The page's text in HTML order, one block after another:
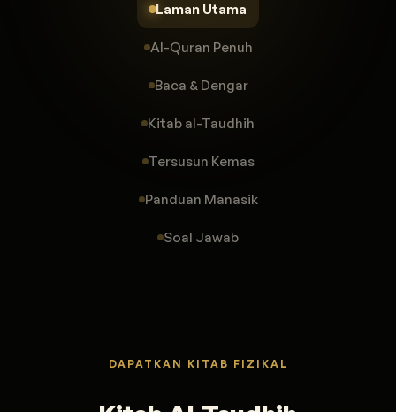
Laman Utama
Al-Quran Penuh
Baca & Dengar
Kitab al-Taudhih
Tersusun Kemas
Panduan Manasik
Soal Jawab
DAPATKAN KITAB FIZIKAL